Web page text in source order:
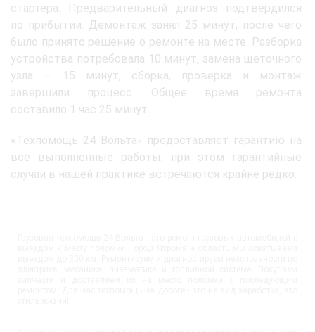
стартера. Предварительный диагноз подтвердился
по прибытии. Демонтаж занял 25 минут, после чего
было принято решение о ремонте на месте. Разборка
устройства потребовала 10 минут, замена щеточного
узла — 15 минут, сборка, проверка и монтаж
завершили процесс. Общее время ремонта
составило 1 час 25 минут.
«Техпомощь 24 Вольта» предоставляет гарантию на
все выполненные работы, при этом гарантийные
случаи в нашей практике встречаются крайне редко.